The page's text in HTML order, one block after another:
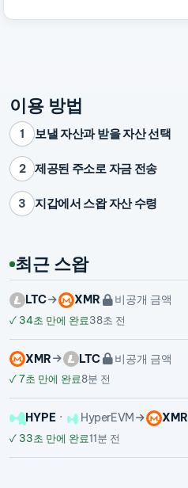
이용 방법
1 보낼 자산과 받을 자산 선택
2 제공된 주소로 자금 전송
3 지갑에서 스왑 자산 수령
최근 스왑
LTC XMR 비공개 금액
✓ 34초 만에 완료38초 전
XMR LTC 비공개 금액
✓7초 만에 완료8분 전
HYPE HyperEVM XMR
✓ 33초 만에 완료11분 전